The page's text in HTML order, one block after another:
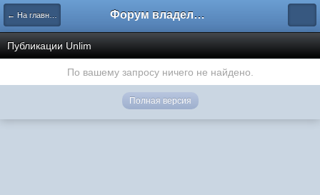
← На главную Форум владельцев интернет-магазинов
Публикации Unlim
По вашему запросу ничего не найдено.
Полная версия